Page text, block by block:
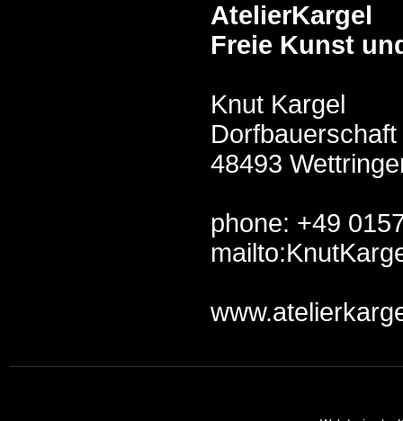
AtelierKargel
Freie Kunst
Knut Kargel
Dorfbauerschaft
48493
phone: +49